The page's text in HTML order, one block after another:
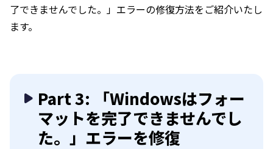
了できませんでした。」エラーの修復方法をご紹介いたし
ます。
Part 3: 「Windowsはフォー
マットを完了できませんでし
た。」エラーを修復